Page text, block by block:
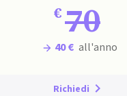
70
40 € all'anno
Richiedi